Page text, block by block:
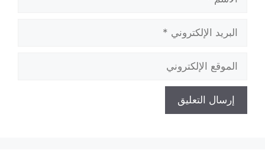
الإلكتروني
الإلكتروني